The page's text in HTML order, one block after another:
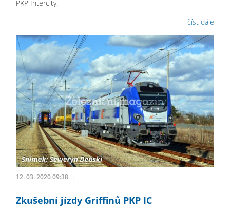
PKP Intercity.
číst dále
12. 03. 2020 09:38
Zkušební jízdy Griffinů PKP IC